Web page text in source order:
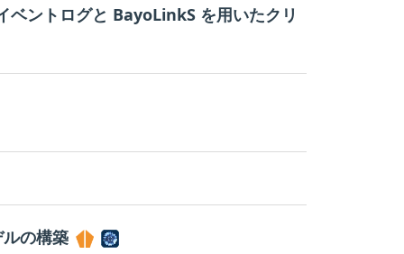
ベントログと BayoLinkS を用いたクリ
の構築